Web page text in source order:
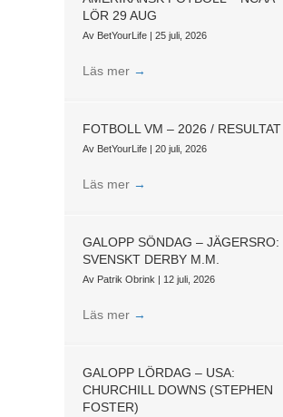
LÖR 29 AUG
Av BetYourLife |25 juli, 2026
Läs mer →
FOTBOLL VM – 2026 / RESULTAT
Av BetYourLife |20 juli, 2026
Läs mer →
GALOPP SÖNDAG – JÄGERSRO:
SVENSKT DERBY M.M.
Av Patrik Obrink | 12 juli, 2026
Läs mer →
GALOPP LÖRDAG – USA:
CHURCHILL DOWNS (STEPHEN
FOSTER)